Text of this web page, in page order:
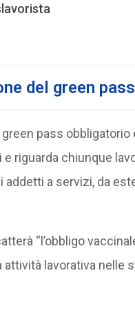
del green
pass
riguarda chiunque
addetti a servizi, da
“l’obbligo
lavorativa nelle